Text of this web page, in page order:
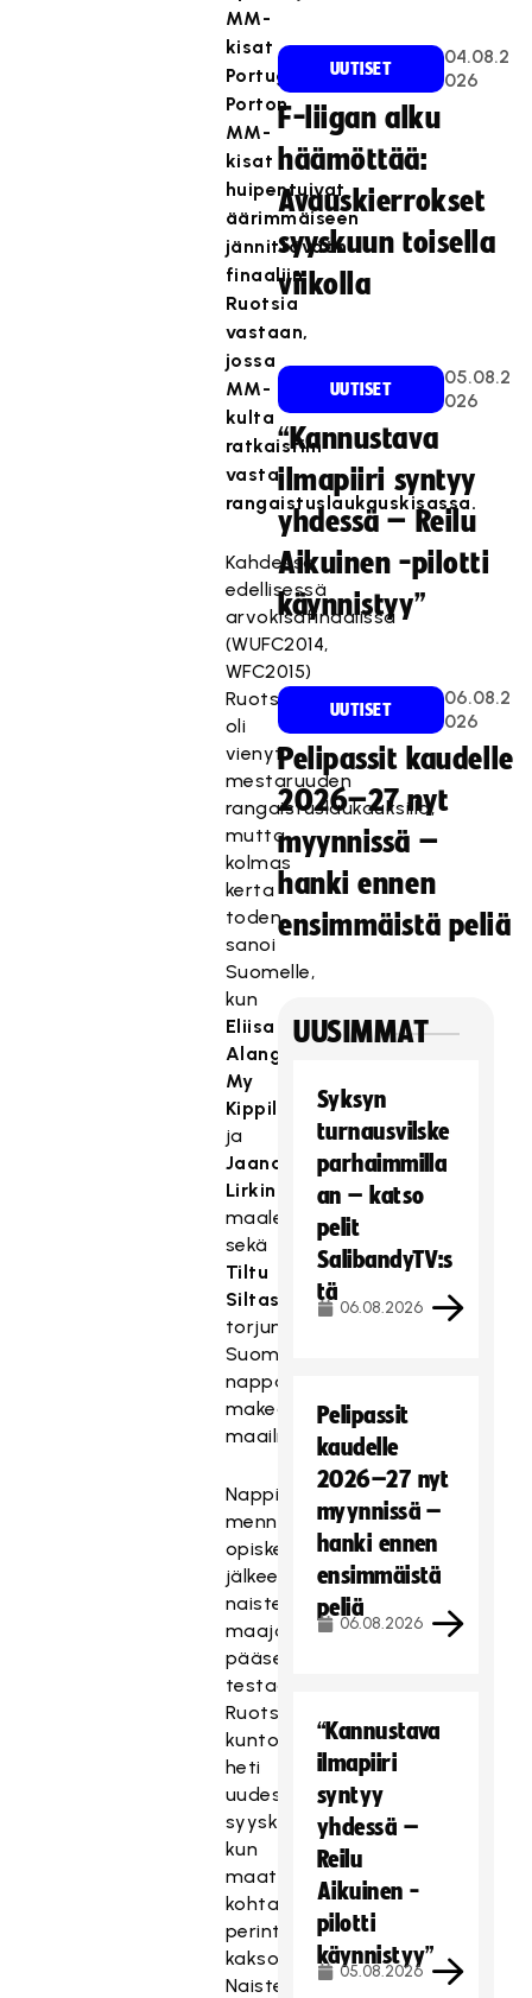
MM-
kisat
Portugalissa.
Porton
MM-
kisat
huipentuivat
äärimmäiseen
jännittävään
finaaliin
Ruotsia
vastaan,
jossa
MM-
kulta
ratkaistiin
vasta
rangaistuslaukauskisassa.
Kahdessa
edellisessä
arvokisafinaalissa
(WUFC2014,
WFC2015)
Ruotsi
oli
vienyt
mestaruuden
rangaistuslaukauksilla,
mutta
kolmas
kerta
toden
sanoi
Suomelle,
kun
Eliisa
Alangon
My
Kippilän
ja
Jaana
Lirkin
maaleilla
sekä
Tiltu
Siltasen
torjunnoilla
Suomi
nappasi
makean
maailmanmestaruuden.
Nappiin
menneiden
opiskelijakisojen
jälkeen
naisten
maajoukkue
pääsee
testaamaan
Ruotsin
kuntoa
heti
uudestaan
syyskuussa,
kun
maat
kohtaavat
perinteisissä
kaksoismaatteluissa.
Naisten
UUTISET
04.08.2
026
F-liigan alku
häämöttää:
Avauskierrokset
syyskuun toisella
viikolla
UUTISET
05.08.2
026
“Kannustava
ilmapiiri syntyy
yhdessä – Reilu
Aikuinen -pilotti
käynnistyy”
UUTISET
06.08.2
026
Pelipassit kaudelle
2026–27 nyt
myynnissä –
hanki ennen
ensimmäistä peliä
UUSIMMAT
Syksyn
turnausvilske
parhaimmilla
an – katso
pelit
SalibandyTV:s
tä
06.08.2026
Pelipassit
kaudelle
2026–27 nyt
myynnissä –
hanki ennen
ensimmäistä
peliä
06.08.2026
“Kannustava
ilmapiiri
syntyy
yhdessä –
Reilu
Aikuinen -
pilotti
käynnistyy”
05.08.2026